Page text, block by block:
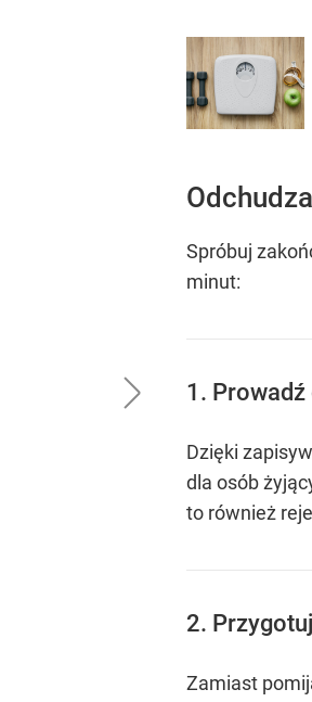
Spróbuj
minut:
1.
Dzięki
dla osób
to również
2.
Zamiast